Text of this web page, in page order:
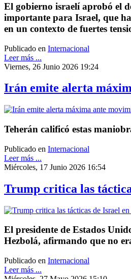
El gobierno israelí aprobó el
importante para Israel, que
en un contexto de fuertes
Publicado en Internacional
Leer más ...
Viernes, 26 Junio 2026 19:24
Irán emite alerta
Teherán calificó estas
Publicado en Internacional
Leer más ...
Miércoles, 17 Junio 2026 16:54
Trump critica las
El presidente de Estados
Hezbolá, afirmando que no
Publicado en Internacional
Leer más ...